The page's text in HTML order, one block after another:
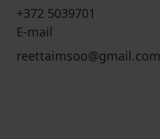
+372 5039701
E-mail
reettaimsoo@gmail.com